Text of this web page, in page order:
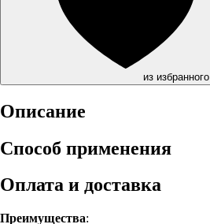
из избранного
Описание
Способ применения
Оплата и доставка
Преимущества: